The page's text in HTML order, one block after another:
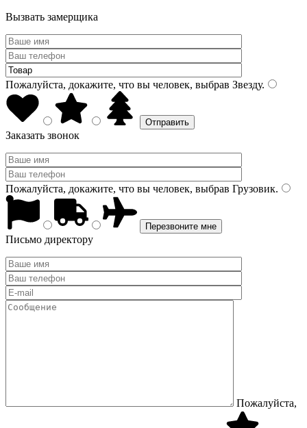
Вызвать замерщика
Пожалуйста, докажите, что вы человек, выбрав Звезду.
Заказать звонок
Пожалуйста, докажите, что вы человек, выбрав Грузовик.
Письмо директору
Пожалуйста,